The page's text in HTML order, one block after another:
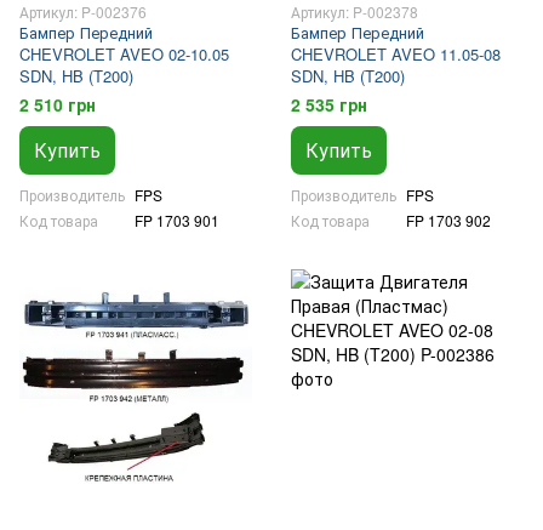
Артикул: P-002376
Бампер Передний
CHEVROLET AVEO 02-10.05
SDN, HB (T200)
2 510 грн
Купить
Производитель FPS
Код товара
FP 1703 901
Артикул: P-002378
Бампер Передний
CHEVROLET AVEO 11.05-08
SDN, HB (T200)
2 535 грн
Купить
Производитель FPS
Код товара
FP 1703 902